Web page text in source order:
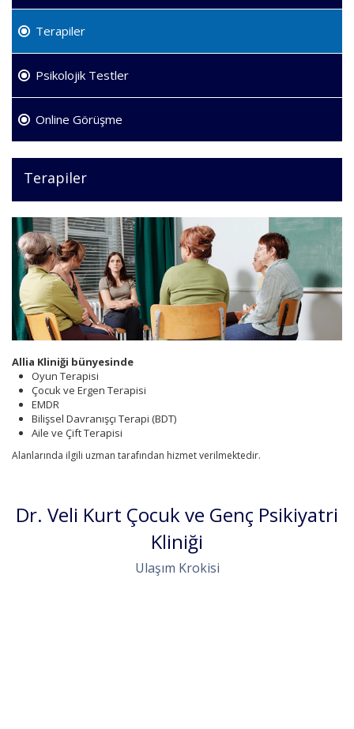
Terapiler
Psikolojik Testler
Online Görüşme
Terapiler
Allia Kliniği bünyesinde
Oyun Terapisi
Çocuk ve Ergen Terapisi
EMDR
Bilişsel Davranışçı Terapi (BDT)
Aile ve Çift Terapisi
Alanlarında ilgili uzman tarafından hizmet verilmektedir.
Dr. Veli Kurt Çocuk ve Genç Psikiyatri
Kliniği
Ulaşım Krokisi